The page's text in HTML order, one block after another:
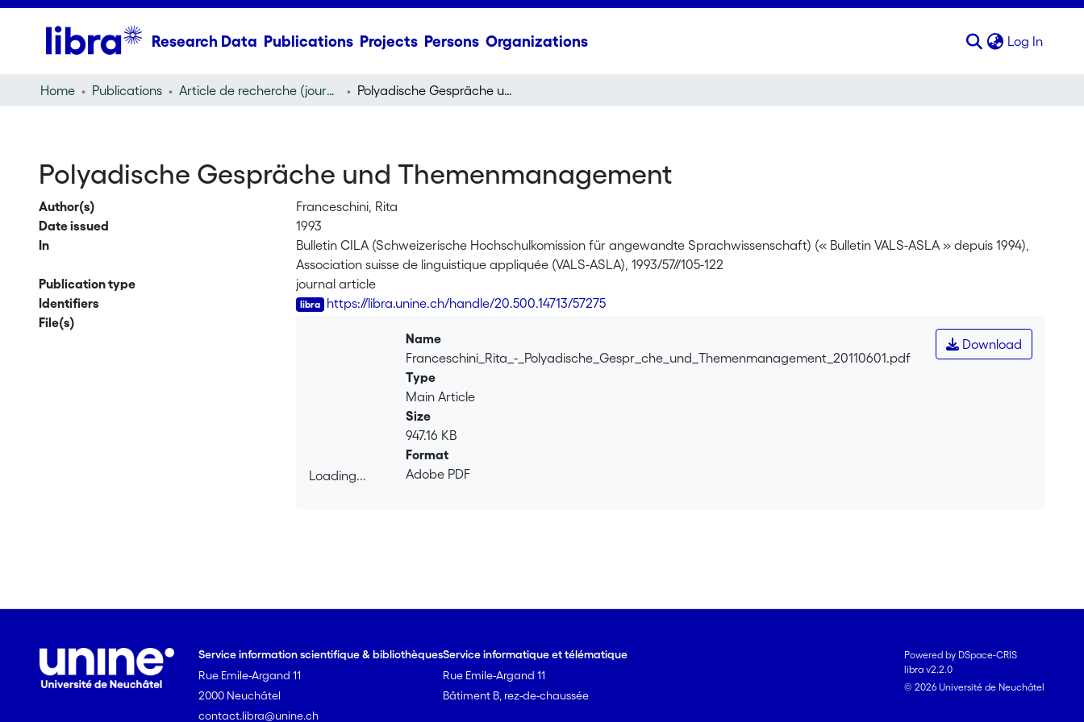
Research Data Publications Projects Persons Organizations Log In
Home Publications Article de recherche (journal article) Polyadische Gespräche und Themenmanagement
Polyadische Gespräche und Themenmanagement
Author(s)
Franceschini, Rita
Date issued
1993
In
Bulletin CILA (Schweizerische Hochschulkomission für angewandte Sprachwissenschaft) (« Bulletin VALS-ASLA » depuis 1994),
Association suisse de linguistique appliquée (VALS-ASLA), 1993/57//105-122
Publication type
journal article
Identifiers
https://libra.unine.ch/handle/20.500.14713/57275
File(s)
Loading...
Download
Name
Franceschini_Rita_-_Polyadische_Gespr_che_und_Themenmanagement_20110601.pdf
Type
Main Article
Size
947.16 KB
Format
Adobe PDF
Service information scientifique & bibliothèques
Rue Emile-Argand 11
2000 Neuchâtel
contact.libra@unine.ch
Service informatique et télématique
Rue Emile-Argand 11
Bâtiment B, rez-de-chaussée
Powered by DSpace-CRIS
libra v2.2.0
© 2026 Université de Neuchâtel